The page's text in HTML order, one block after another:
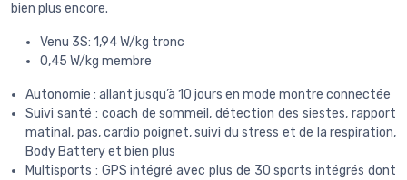
bien plus encore.
Venu 3S: 1,94 W/kg tronc
0,45 W/kg membre
Autonomie : allant jusqu’à 10 jours en mode montre connectée
Suivi santé : coach de sommeil, détection des siestes, rapport
matinal, pas, cardio poignet, suivi du stress et de la respiration,
Body Battery et bien plus
Multisports : GPS intégré avec plus de 30 sports intégrés dont